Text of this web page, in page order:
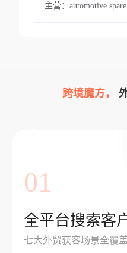
主营： automotive
跨境魔方，
01
全平台搜索客
七大外贸获客场景全覆盖